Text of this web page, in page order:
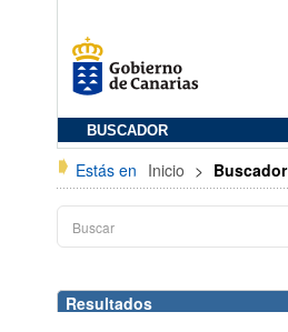
BUSCADOR
Estás en Inicio > Buscador
Resultados